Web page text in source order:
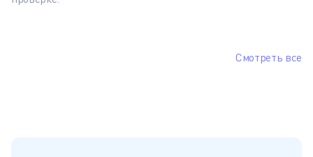
Смотреть все